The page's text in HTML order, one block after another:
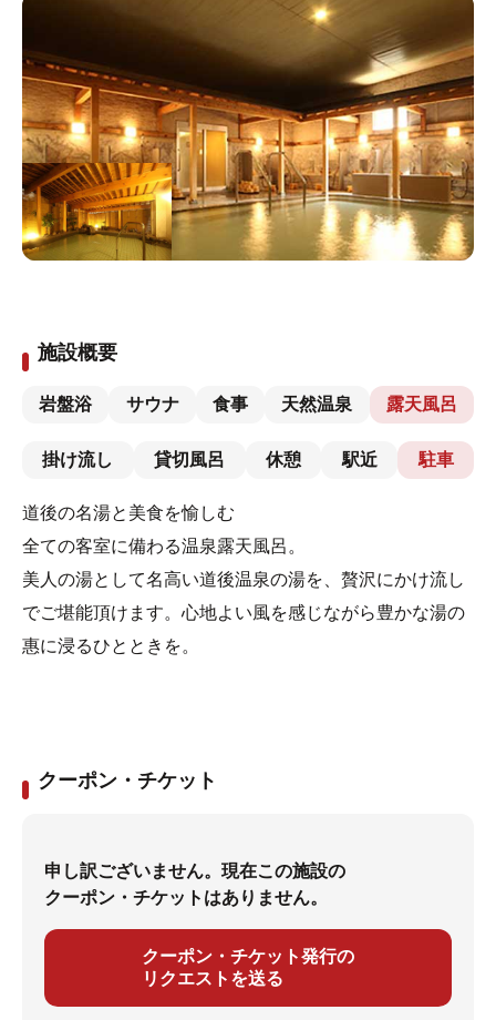
施設概要
岩盤浴 サウナ 食事 天然温泉 露天風呂
掛け流し 貸切風呂 休憩 駅近 駐車
道後の名湯と美食を愉しむ
全ての客室に備わる温泉露天風呂。
美人の湯として名高い道後温泉の湯を、贅沢にかけ流し
でご堪能頂けます。心地よい風を感じながら豊かな湯の
惠に浸るひとときを。
クーポン・チケット
申し訳ございません。現在この施設の
クーポン・チケットはありません。
クーポン・チケット発行の
リクエストを送る